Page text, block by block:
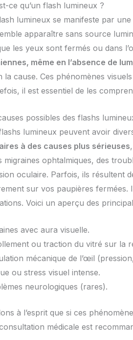
ce qu’un flash lumineux ?
lumineux se manifeste par une
apparaître sans source
les yeux sont fermés ou dans
même en l’absence de
la cause. Ces phénomènes
il est essentiel de les
possibles des flashs
lumineux peuvent avoir
à des causes plus sérieuses
migraines ophtalmiques, des
oculaire. Parfois, ils résultent
sur vos paupières
Voici un aperçu des
avec aura visuelle.
ou traction du vitré sur la
mécanique de l’œil
ou stress visuel intense.
neurologiques (rares).
à l’esprit que si ces
médicale est